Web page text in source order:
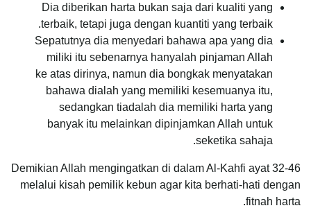
Dia diberikan harta bukan saja dari kualiti yang
terbaik, tetapi juga dengan kuantiti yang terbaik.
Sepatutnya dia menyedari bahawa apa yang dia
miliki itu sebenarnya hanyalah pinjaman Allah
ke atas dirinya, namun dia bongkak menyatakan
bahawa dialah yang memiliki kesemuanya itu,
sedangkan tiadalah dia memiliki harta yang
banyak itu melainkan dipinjamkan Allah untuk
seketika sahaja.
Demikian Allah mengingatkan di dalam Al-Kahfi ayat 32-46
melalui kisah pemilik kebun agar kita berhati-hati dengan
fitnah harta.